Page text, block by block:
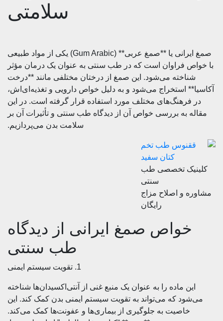
سلامتی
صمغ ایرانی یا **صمغ عربی** (Gum Arabic) یکی از مواد طبیعی
فراوان است که در طب سنتی به عنوان یک درمان مؤثر
می‌شود. این صمغ از درختان مختلفی مانند **درخت
استخراج می‌شود و به دلیل خواص دارویی و تغذیه‌ای‌اش،
مختلف مورد استفاده قرار گرفته است. در این
به بررسی خواص آن از دیدگاه طب سنتی و تأثیرات آن بر
سلامت بدن می‌پردازیم.
تخصصی طب
و اصلاح مزاج
صمغ ایرانی از دیدگاه
طب سنتی
ماده را به عنوان یک منبع غنی از آنتی‌اکسیدان‌ها شناخته
که می‌تواند به تقویت سیستم ایمنی بدن کمک کند. این
خاصیت به جلوگیری از بیماری‌ها و عفونت‌ها کمک می‌کند.